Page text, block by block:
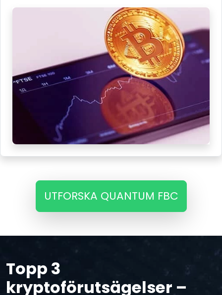
UTFORSKA QUANTUM FBC
Topp 3
kryptoförutsägelser –